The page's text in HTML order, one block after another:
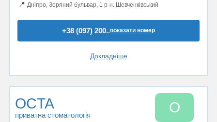
📍 Дніпро, Зоряний бульвар, 1 р-н. Шевченківський
+38 (097) 200..показати номер
Докладніше
OCTA
приватна стоматологія O